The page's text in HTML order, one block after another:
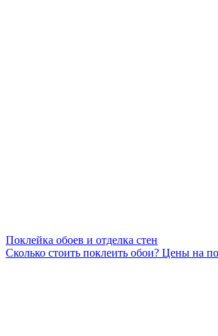
Поклейка обоев и отделка стен
Сколько стоить поклеить обои? Цены на